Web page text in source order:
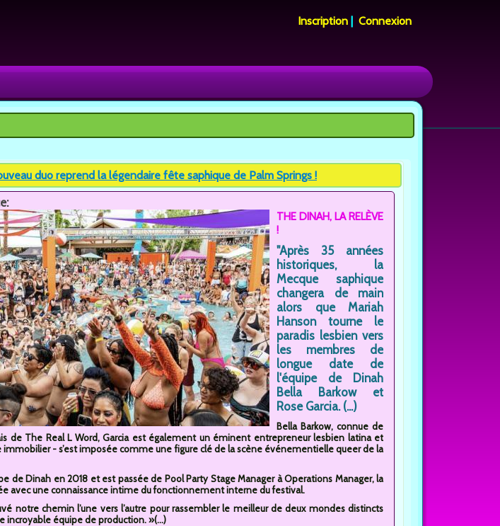
Inscription |Connexion
duo reprend la légendaire fête saphique de Palm Springs !
THE DINAH, LA RELÈVE
!
"Après 35 années
historiques, la
Mecque saphique
changera de main
alors que Mariah
Hanson tourne le
paradis lesbien vers
les membres de
longue date de
l'équipe de Dinah
Bella Barkow et
Rose Garcia. (...)
Bella Barkow, connue de
de The Real L Word, Garcia est également un éminent entrepreneur lesbien latina et
immobilier - s’est imposée comme une figure clé de la scène événementielle queer de la
de Dinah en 2018 et est passée de Pool Party Stage Manager à Operations Manager, la
avec une connaissance intime du fonctionnement interne du festival.
notre chemin l’une vers l’autre pour rassembler le meilleur de deux mondes distincts
incroyable équipe de production. »(...)